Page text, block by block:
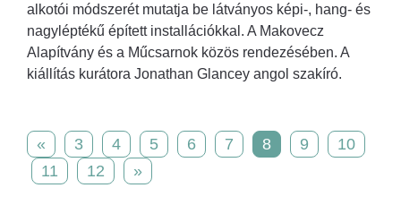
alkotói módszerét mutatja be látványos képi-, hang- és
nagyléptékű épített installációkkal. A Makovecz
Alapítvány és a Műcsarnok közös rendezésében. A
kiállítás kurátora Jonathan Glancey angol szakíró.
« 3 4 5 6 7 8 9
10
11
12 »